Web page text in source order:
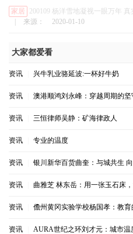
家居
200109 杨洋雪地凝视一眼万年
来源： 2020-01-10
大家都爱看
资讯 兴牛乳业骆延波:一杯好牛奶
资讯 澳港顺鸿刘永峰：穿越周期的坚
资讯 三恒律师吴静：矿海律政人
资讯 专业的温度
资讯 银川新华百货曲奎：与城共生
资讯 曲雅芝 林东岳：用一张玉石床
资讯 儋州黄冈实验学校杨国孝：教育
资讯 AURA世纪之环刘才元：城市温